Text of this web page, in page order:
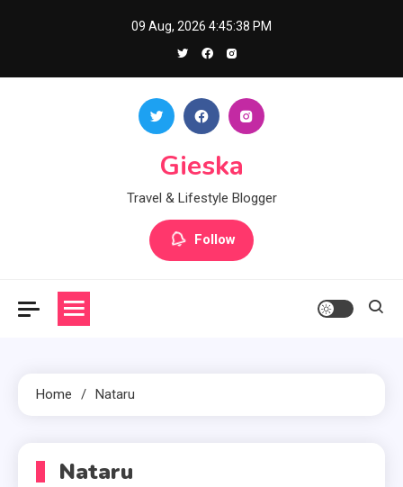
09 Aug, 2026 4:45:39 PM
Gieska
Travel & Lifestyle Blogger
Follow
Home Nataru
Nataru